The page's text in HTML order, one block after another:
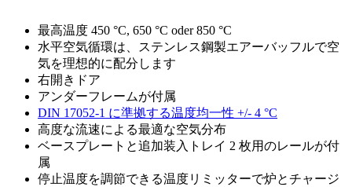
最高温度 450 °C, 650 °C oder 850 °C
水平空気循環は、ステンレス鋼製エアーバッフルで空
気を理想的に配分します
右開きドア
アンダーフレームが付属
DIN 17052-1 に準拠する温度均一性 +/- 4 °C
高度な流速による最適な空気分布
ベースプレートと追加装入トレイ 2 枚用のレールが付
属
停止温度を調節できる温度リミッターで炉とチャージ